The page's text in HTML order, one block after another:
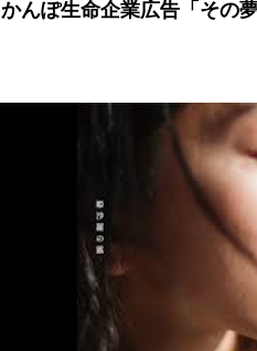
かんぽ生命企業広告「その